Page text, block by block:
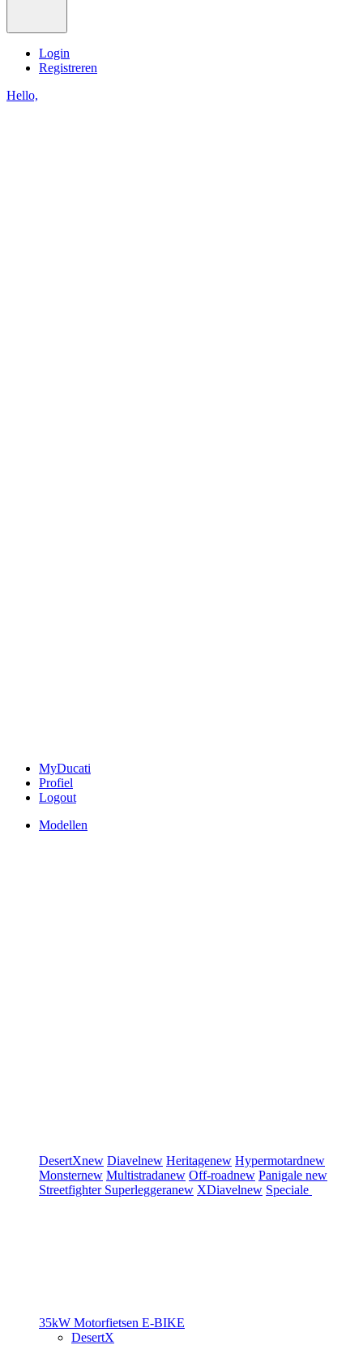
Login
Registreren
Hello,
MyDucati
Profiel
Logout
Modellen
DesertXnew Diavelnew Heritagenew Hypermotardnew
Monsternew Multistradanew Off-roadnew Panigale new
Streetfighter Superleggeranew XDiavelnew Speciale
35kW Motorfietsen E-BIKE
DesertX